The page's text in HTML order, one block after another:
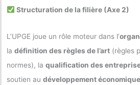
Structuration de la filière (Axe 2)
L’UPGE joue un rôle moteur dans l’
la définition des règles de l’art (règles
normes), la qualification des
soutien au développement économique